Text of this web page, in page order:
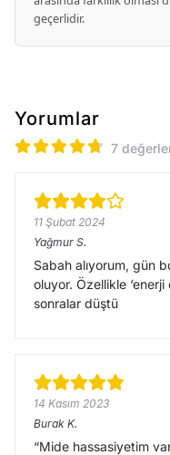
geçerlidir.
Yorumlar
7
11 Şubat 2024
Yağmur S.
Sabah alıyorum, gün
oluyor. Özellikle
sonralar düştü
14 Kasım 2023
Burak K.
“Mide hassasiyetim